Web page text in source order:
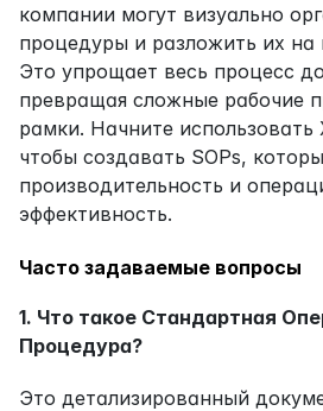
компании могут визуально
процедуры и разложить их на
Это упрощает весь процесс
превращая сложные рабочие
рамки. Начните использовать
чтобы создавать SOPs,
производительность и
эффективность.
Часто задаваемые вопросы
1. Что такое Стандартная
Процедура?
Это детализированный